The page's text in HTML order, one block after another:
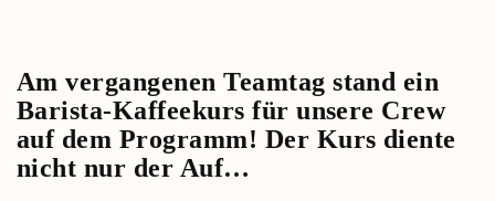
Am vergangenen Teamtag stand ein
Barista-Kaffeekurs für unsere Crew
auf dem Programm! Der Kurs diente
nicht nur der Auf…